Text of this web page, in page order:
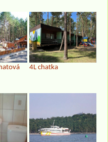
4L chatka